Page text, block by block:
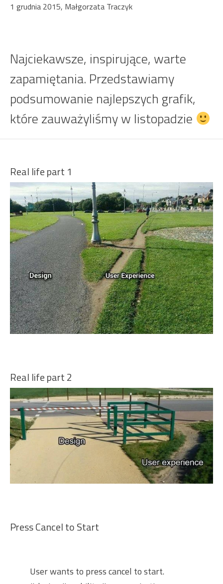
1 grudnia 2015, Małgorzata Traczyk
Najciekawsze, inspirujące, warte
zapamiętania. Przedstawiamy
podsumowanie najlepszych grafik,
które zauważyliśmy w listopadzie
Real life part 1
Real life part 2
Press Cancel to Start
User wants to press cancel to start.